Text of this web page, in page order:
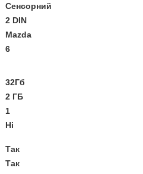
Сенсорний
2 DIN
Mazda
6
32Гб
2 ГБ
1
Ні
Так
Так